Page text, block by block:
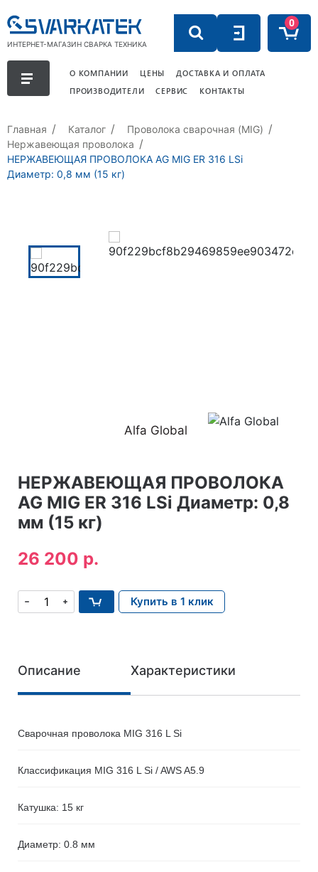
ИНТЕРНЕТ-МАГАЗИН СВАРКА ТЕХНИКА
0
О КОМПАНИИ ЦЕНЫ
ДОСТАВКА И ОПЛАТА
ПРОИЗВОДИТЕЛИ
СЕРВИС КОНТАКТЫ
Главная Каталог
Проволока сварочная (MIG)
Нержавеющая проволока
НЕРЖАВЕЮЩАЯ ПРОВОЛОКА AG MIG ER 316 LSi
Диаметр: 0,8 мм (15 кг)
Alfa Global
НЕРЖАВЕЮЩАЯ ПРОВОЛОКА
AG MIG ER 316 LSi Диаметр: 0,8
мм (15 кг)
26 200 р.
Купить в 1 клик
Описание Характеристики
Сварочная проволока MIG 316 L Si
Классификация MIG 316 L Si / AWS A5.9
Катушка: 15 кг
Диаметр: 0.8 мм